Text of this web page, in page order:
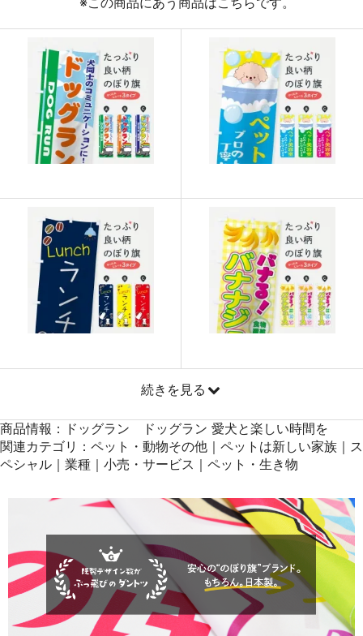
40 883 35320
41 880 36080
42 878 36876
43 876 37668
45 874 39330
46 873 40158
47 872 40984
48 871 41808
49 869 42581
続きを見る
商品情報：ドッグラン ドッグラン 愛犬と楽しい時間を
関連カテゴリ：ペット・動物その他｜ペットは新しい家族｜ス
ペシャル｜業種｜小売・サービス｜ペット・生き物